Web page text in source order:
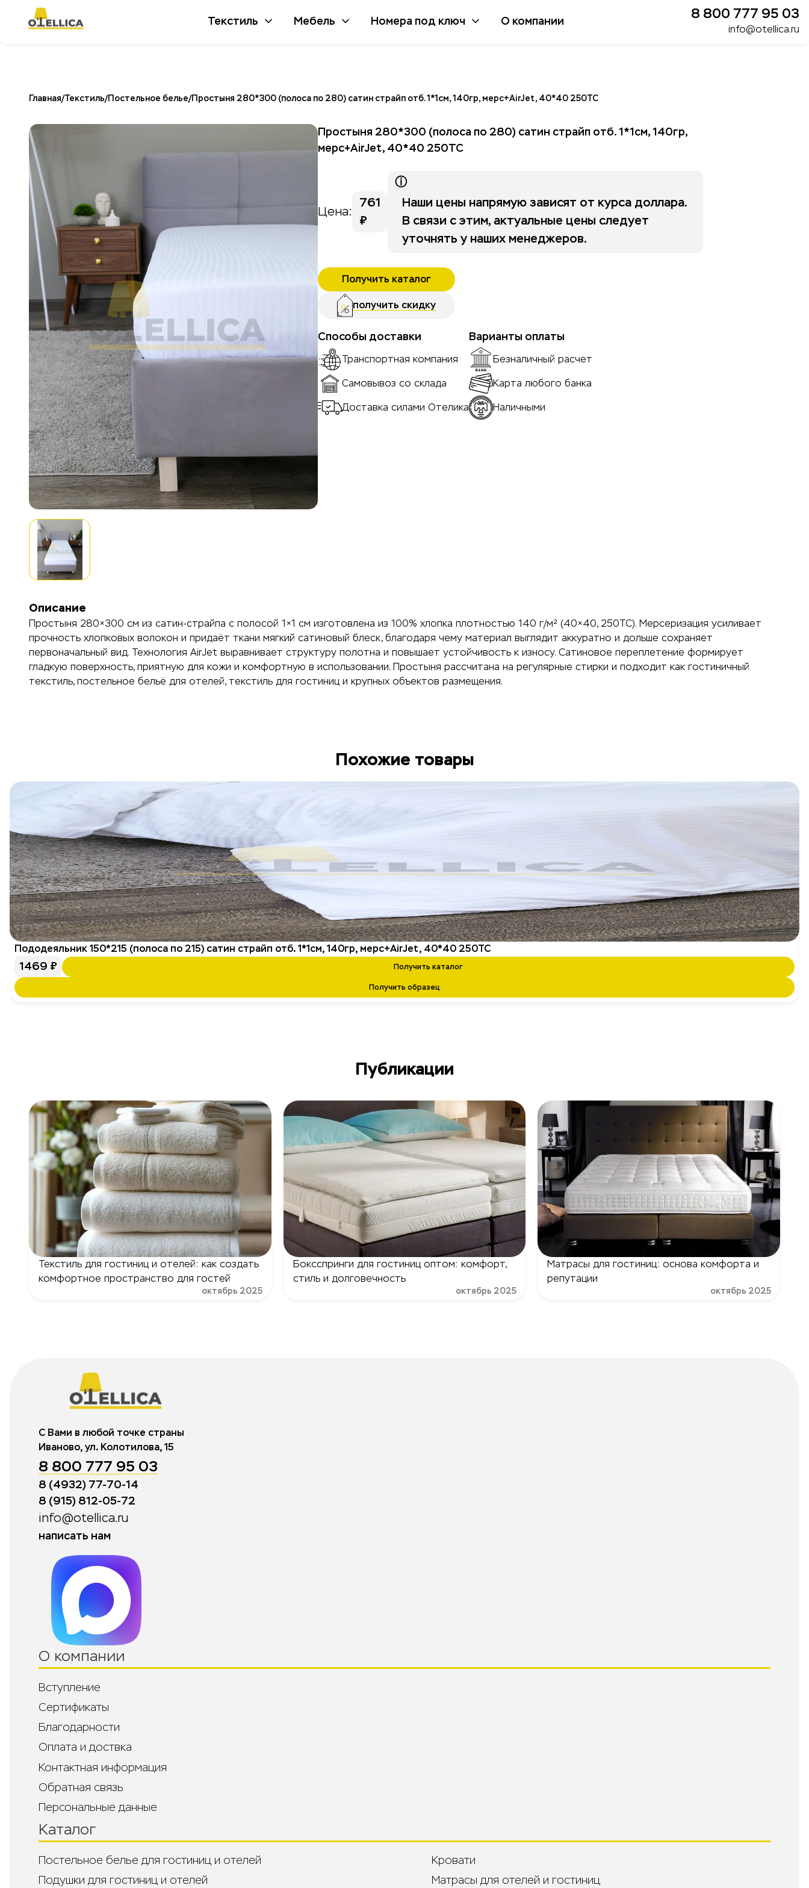
Текстиль Мебель Номера под ключ О компании 8 800 777 95 03
info@otellica.ru
Главная/Текстиль/Постельное белье/Простыня 280*300 (полоса по 280) сатин страйп отб. 1*1см, 140гр, мерс+AirJet, 40*40 250ТС
Простыня 280*300 (полоса по 280) сатин страйп отб. 1*1см, 140гр,
мерс+AirJet, 40*40 250ТС
Цена:
761
₽
ⓘ
Наши цены напрямую зависят от курса доллара.
В связи с этим, актуальные цены следует
уточнять у наших менеджеров.
Получить каталог
получить скидку
Способы доставки
Транспортная компания
Самовывоз со склада
Доставка силами Отелика
Варианты оплаты
Безналичный расчет
Карта любого банка
Наличными
Описание
Простыня 280×300 см из сатин-страйпа с полосой 1×1 см изготовлена из 100% хлопка плотностью 140 г/м² (40×40, 250ТС). Мерсеризация усиливает
прочность хлопковых волокон и придаёт ткани мягкий сатиновый блеск, благодаря чему материал выглядит аккуратно и дольше сохраняет
первоначальный вид. Технология AirJet выравнивает структуру полотна и повышает устойчивость к износу. Сатиновое переплетение формирует
гладкую поверхность, приятную для кожи и комфортную в использовании. Простыня рассчитана на регулярные стирки и подходит как гостиничный
текстиль, постельное бельё для отелей, текстиль для гостиниц и крупных объектов размещения.
Похожие товары
Пододеяльник 150*215 (полоса по 215) сатин страйп отб. 1*1см, 140гр, мерс+AirJet, 40*40 250ТС
1469 ₽ Получить каталог
Получить образец
Публикации
Текстиль для гостиниц и отелей: как создать
комфортное пространство для гостей
октябрь 2025
Боксспринги для гостиниц оптом: комфорт,
стиль и долговечность
октябрь 2025
Матрасы для гостиниц: основа комфорта и
репутации
октябрь 2025
С Вами в любой точке страны
Иваново, ул. Колотилова, 15
8 800 777 95 03
8 (4932) 77-70-14
8 (915) 812-05-72
info@otellica.ru
написать нам
Каталог
Постельное белье для гостиниц и отелей
Подушки для гостиниц и отелей
Кровати
Матрасы для отелей и гостиниц
О компании
Вступление
Сертификаты
Благодарности
Оплата и доствка
Контактная информация
Обратная связь
Персональные данные